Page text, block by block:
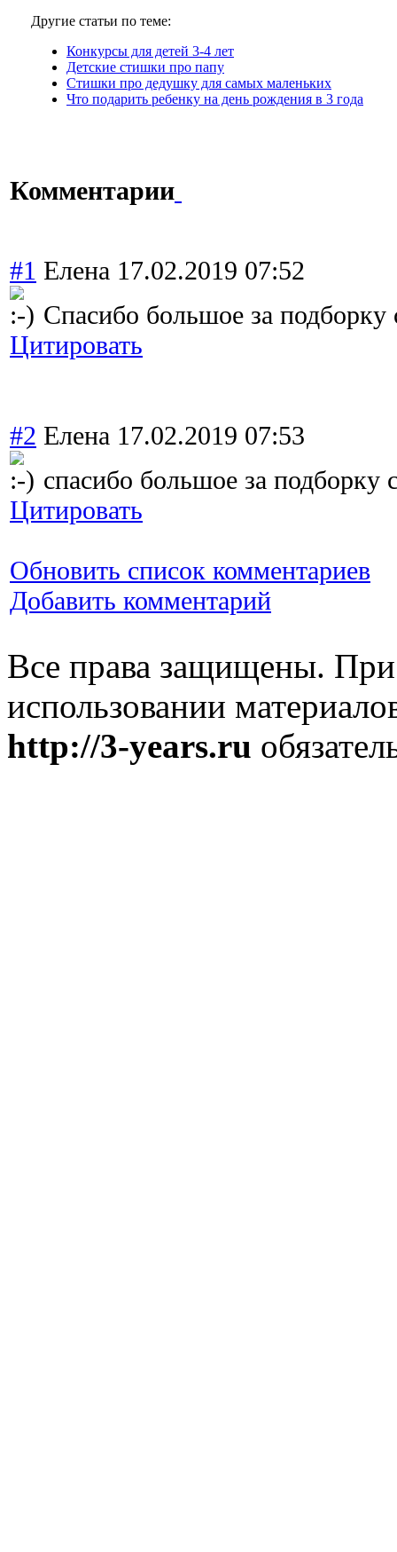
Другие статьи по теме:
Конкурсы для детей 3-4 лет
Детские стишки про папу
Стишки про дедушку для самых маленьких
Что подарить ребенку на день рождения в 3 года
Комментарии
#1 Елена 17.02.2019 07:52
Спасибо большое за подборку
Цитировать
#2 Елена 17.02.2019 07:53
спасибо большое за подборку
Цитировать
Обновить список комментариев
Добавить комментарий
Все права защищены.
использовании
http://3-years.ru